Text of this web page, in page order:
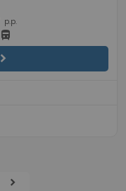
p.p.
directions_bus
chevron_right
chevron_right